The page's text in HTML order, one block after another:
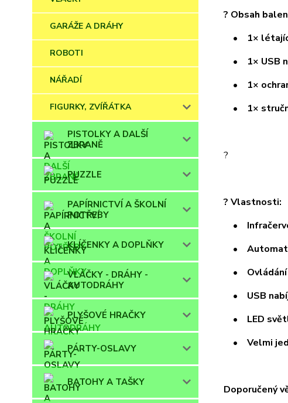
GARÁŽE A DRÁHY
ROBOTI
NÁŘADÍ
FIGURKY, ZVÍŘÁTKA
PISTOLKY A DALŠÍ
ZBRANĚ
PUZZLE
PAPÍRNICTVÍ A ŠKOLNÍ
POTŘEBY
KLÍČENKY A DOPLŇKY
VLÁČKY - DRÁHY -
AUTODRÁHY
PLYŠOVÉ HRAČKY
PÁRTY-OSLAVY
BATOHY A TAŠKY
? Obsah
• 1× létající
• 1× USB
• 1×
• 1×
?
? Vlastnosti:
•
•
• Ovládání
• USB
• LED
• Velmi
Doporučený